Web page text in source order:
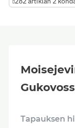
Tapauksen